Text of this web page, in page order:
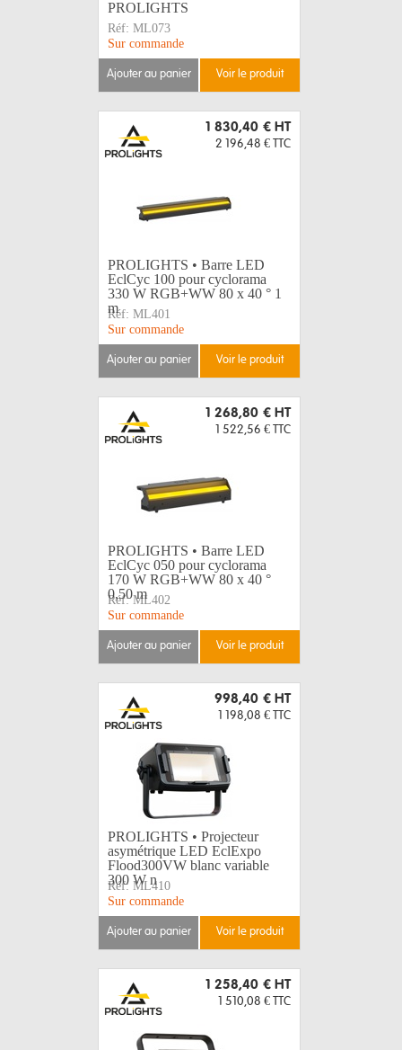
PROLIGHTS
Réf: ML073
Sur commande
ajouter au panier voir le produit
1 830,40 € HT
2 196,48 € TTC
PROLIGHTS • Barre LED
EclCyc 100 pour cyclorama
330 W RGB+WW 80 x 40 ° 1
m
Réf: ML401
Sur commande
ajouter au panier voir le produit
1 268,80 € HT
1 522,56 € TTC
PROLIGHTS • Barre LED
EclCyc 050 pour cyclorama
170 W RGB+WW 80 x 40 °
0,50 m
Réf: ML402
Sur commande
ajouter au panier voir le produit
998,40 € HT
1 198,08 € TTC
PROLIGHTS • Projecteur
asymétrique LED EclExpo
Flood300VW blanc variable
300 W n
Réf: ML410
Sur commande
ajouter au panier voir le produit
1 258,40 € HT
1 510,08 € TTC